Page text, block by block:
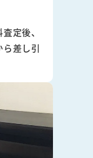
定後、
差し引